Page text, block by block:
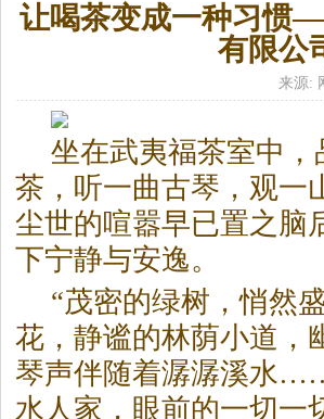
让喝茶变成一种习惯
有限公
来源:
坐在武夷福茶室中，
茶，听一曲古琴，观一
尘世的喧嚣早已置之脑
下宁静与安逸。
“茂密的绿树，悄然
花，静谧的林荫小道，
琴声伴随着潺潺溪水
水人家，眼前的一切一